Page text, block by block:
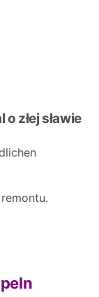
złej sławie